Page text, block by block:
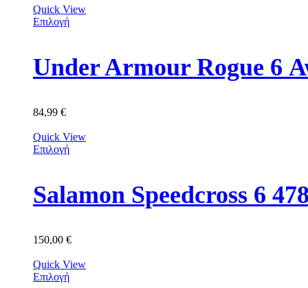
Quick View
Επιλογή
Under Armour Rogue 6
84,99 €
Quick View
Επιλογή
Salamon Speedcross 6
150,00 €
Quick View
Επιλογή